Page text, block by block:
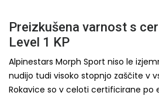
Preizkušena varnost s
Level 1 KP
Alpinestars Morph Sport niso le
nudijo tudi visoko stopnjo zaščite v
Rokavice so v celoti certificirane po